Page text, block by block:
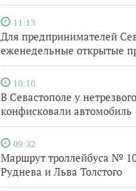
11:13
Для предпринимателей
еженедельные открытые
10:16
В Севастополе у
конфисковали автомобиль
09:32
Маршрут троллейбуса №
Руднева и Льва Толстого